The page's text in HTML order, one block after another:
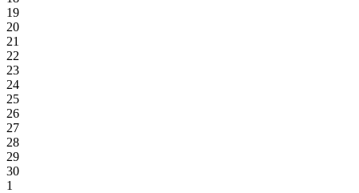
19
20
21
22
23
24
25
26
27
28
29
30
1